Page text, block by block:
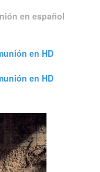
en español
en HD
en HD